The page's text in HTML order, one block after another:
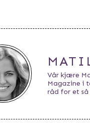
Vår kjære
Magazine i
råd for et så